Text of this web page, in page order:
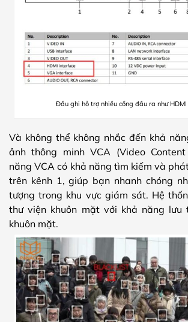
Đầu ghi hỗ trợ nhiều cổng đầu ra như
Và không thể không nhắc đến khả
ảnh thông minh VCA (Video
năng VCA có khả năng tìm kiếm và
trên kênh 1, giúp bạn nhanh chóng
tượng trong khu vực giám sát. Hệ
thư viện khuôn mặt với khả năng lưu
khuôn mặt.